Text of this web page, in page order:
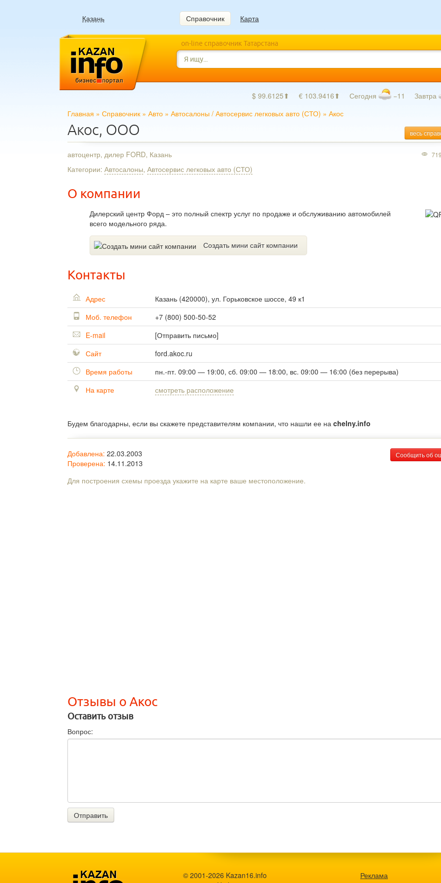
Казань Справочник Карта
on-line справочник Татарстана
$ 99.6125⬆ € 103.9416⬆ Сегодня −11 Завтра
Главная » Справочник » Авто » Автосалоны / Автосервис легковых авто (СТО) » Акос
весь
Акос, ООО
автоцентр, дилер FORD, Казань
Категории: Автосалоны, Автосервис легковых авто (СТО)
О компании
Дилерский центр Форд – это полный спектр услуг по продаже и обслуживанию автомобилей
всего модельного ряда.
Создать мини сайт компании
719
Контакты
Адрес Казань (420000), ул. Горьковское шоссе, 49 к1
Моб. телефон
+7 (800) 500-50-52
E-mail
[Отправить письмо]
Сайт
ford.akoc.ru
Время работы
пн.-пт. 09:00 — 19:00, сб. 09:00 — 18:00, вс. 09:00 — 16:00 (без перерыва)
На карте
смотреть расположение
Будем благодарны, если вы скажете представителям компании, что нашли ее на chelny.info
Сообщить об
Добавлена: 22.03.2003
Проверена: 14.11.2013
Для построения схемы проезда укажите на карте ваше местоположение.
Отзывы о Акос
Оставить отзыв
Вопрос:
Отправить
© 2001-2026 Kazan16.info
Реклама